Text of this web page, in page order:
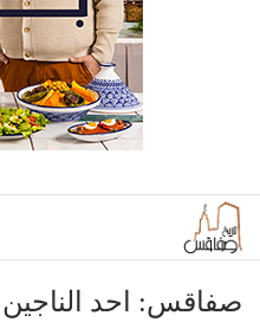
صفاقس: احد